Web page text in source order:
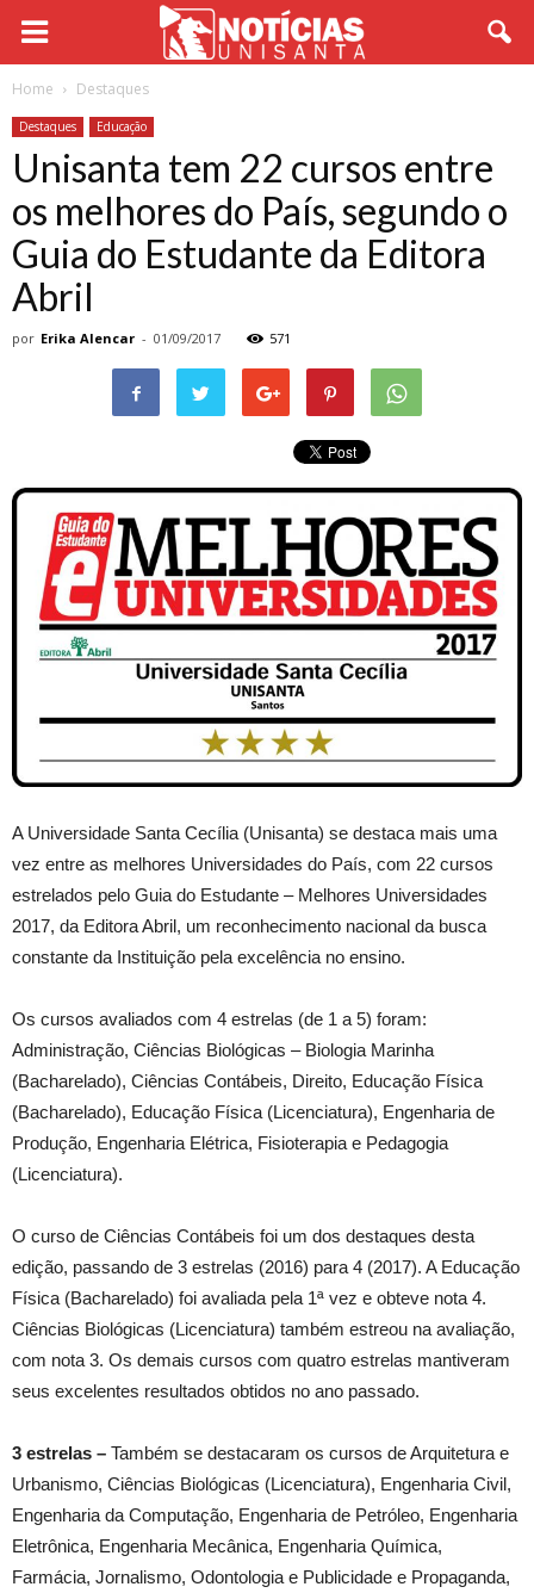
Home Destaques
Destaques Educação
Unisanta tem 22 cursos entre
os melhores do País, segundo o
Guia do Estudante da Editora
Abril
por Erika Alencar - 01/09/2017 571
A Universidade Santa Cecília (Unisanta) se destaca mais uma
vez entre as melhores Universidades do País, com 22 cursos
estrelados pelo Guia do Estudante – Melhores Universidades
2017, da Editora Abril, um reconhecimento nacional da busca
constante da Instituição pela excelência no ensino.
Os cursos avaliados com 4 estrelas (de 1 a 5) foram:
Administração, Ciências Biológicas – Biologia Marinha
(Bacharelado), Ciências Contábeis, Direito, Educação Física
(Bacharelado), Educação Física (Licenciatura), Engenharia de
Produção, Engenharia Elétrica, Fisioterapia e Pedagogia
(Licenciatura).
O curso de Ciências Contábeis foi um dos destaques desta
edição, passando de 3 estrelas (2016) para 4 (2017). A Educação
Física (Bacharelado) foi avaliada pela 1ª vez e obteve nota 4.
Ciências Biológicas (Licenciatura) também estreou na avaliação,
com nota 3. Os demais cursos com quatro estrelas mantiveram
seus excelentes resultados obtidos no ano passado.
3 estrelas – Também se destacaram os cursos de Arquitetura e
Urbanismo, Ciências Biológicas (Licenciatura), Engenharia Civil,
Engenharia da Computação, Engenharia de Petróleo, Engenharia
Eletrônica, Engenharia Mecânica, Engenharia Química,
Farmácia, Jornalismo, Odontologia e Publicidade e Propaganda,